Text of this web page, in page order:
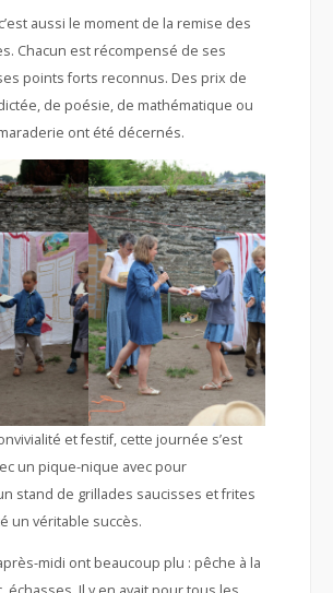
aussi le moment de la remise des
Chacun est récompensé de ses
points forts reconnus. Des prix de
de poésie, de mathématique ou
ont été décernés.
et festif, cette journée s’est
un pique-nique avec pour
stand de grillades saucisses et frites
un véritable succès.
midi ont beaucoup plu : pêche à la